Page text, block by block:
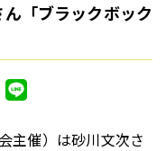
「ブラックボック
主催）は砂川文次さ